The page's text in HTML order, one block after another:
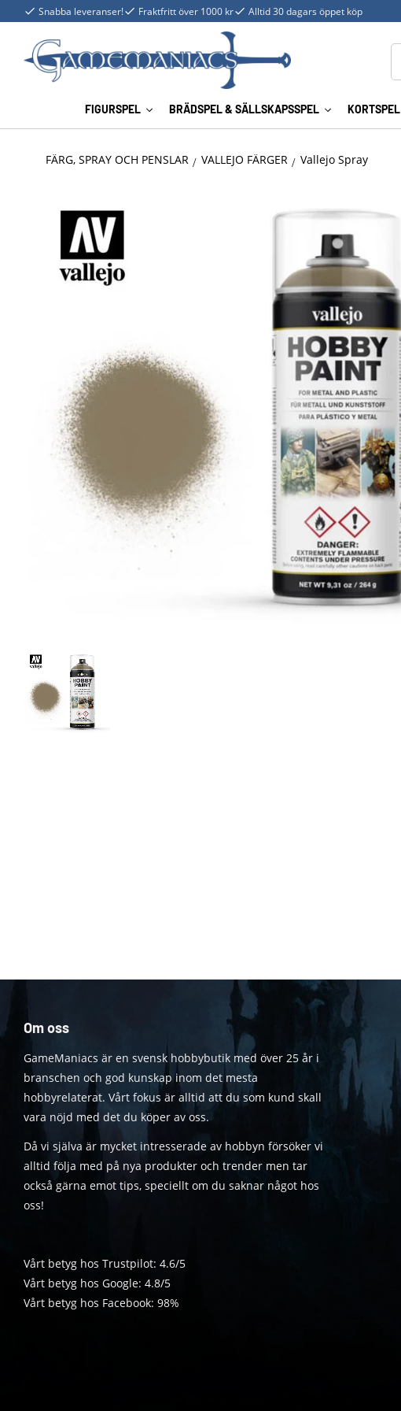
Snabba leveranser! Fraktfritt över 1000 kr Alltid 30 dagars öppet köp
FIGURSPEL BRÄDSPEL & SÄLLSKAPSSPEL KORTSPEL
FÄRG, SPRAY OCH PENSLAR VALLEJO FÄRGER Vallejo Spray
Om oss
GameManiacs är en svensk hobbybutik med över 25 år i
branschen och god kunskap inom det mesta
hobbyrelaterat. Vårt fokus är alltid att du som kund skall
vara nöjd med det du köper av oss.
Då vi själva är mycket intresserade av hobbyn försöker vi
alltid följa med på nya produkter och trender men tar
också gärna emot tips, speciellt om du saknar något hos
oss!
Vårt betyg hos Trustpilot: 4.6/5
Vårt betyg hos Google: 4.8/5
Vårt betyg hos Facebook: 98%